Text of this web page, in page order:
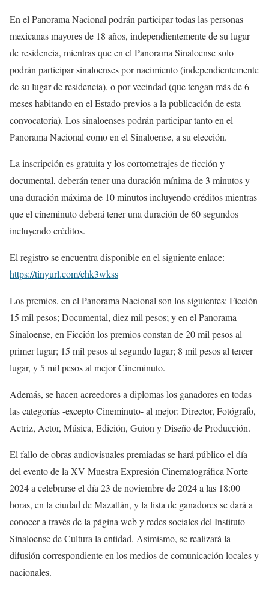
En el Panorama Nacional podrán participar todas las personas
mexicanas mayores de 18 años, independientemente de su lugar
de residencia, mientras que en el Panorama Sinaloense solo
podrán participar sinaloenses por nacimiento (independientemente
de su lugar de residencia), o por vecindad (que tengan más de 6
meses habitando en el Estado previos a la publicación de esta
convocatoria). Los sinaloenses podrán participar tanto en el
Panorama Nacional como en el Sinaloense, a su elección.
La inscripción es gratuita y los cortometrajesde ficción y
documental, deberán tener una duración mínima de 3 minutos y
una duración máxima de 10 minutos incluyendo créditos mientras
que el cineminuto deberá tener una duración de 60 segundos
incluyendo créditos.
El registro se encuentra disponible en el siguiente enlace:
https://tinyurl.com/chk3wkss
Los premios, en el Panorama Nacional son los siguientes: Ficción
15 mil pesos; Documental, diez mil pesos; y en el Panorama
Sinaloense, en Ficción los premios constan de 20 mil pesos al
primer lugar; 15 mil pesos al segundo lugar; 8 mil pesos al tercer
lugar, y 5 mil pesos al mejor Cineminuto.
Además, sehacen acreedores a diplomas los ganadores en todas
las categorías -excepto Cineminuto-al mejor: Director, Fotógrafo,
Actriz, Actor, Música, Edición, Guion y Diseño de Producción.
El fallo de obras audiovisuales premiadas se hará público el día
del evento de la XV Muestra Expresión Cinematográfica Norte
2024 a celebrarse el día 23 de noviembre de 2024 a las 18:00
horas, en la ciudad de Mazatlán, y la lista de ganadores se dará a
conocer a través de la página web y redes sociales del Instituto
Sinaloense de Cultura la entidad. Asimismo, se realizará la
difusión correspondiente en los medios de comunicación locales y
nacionales.